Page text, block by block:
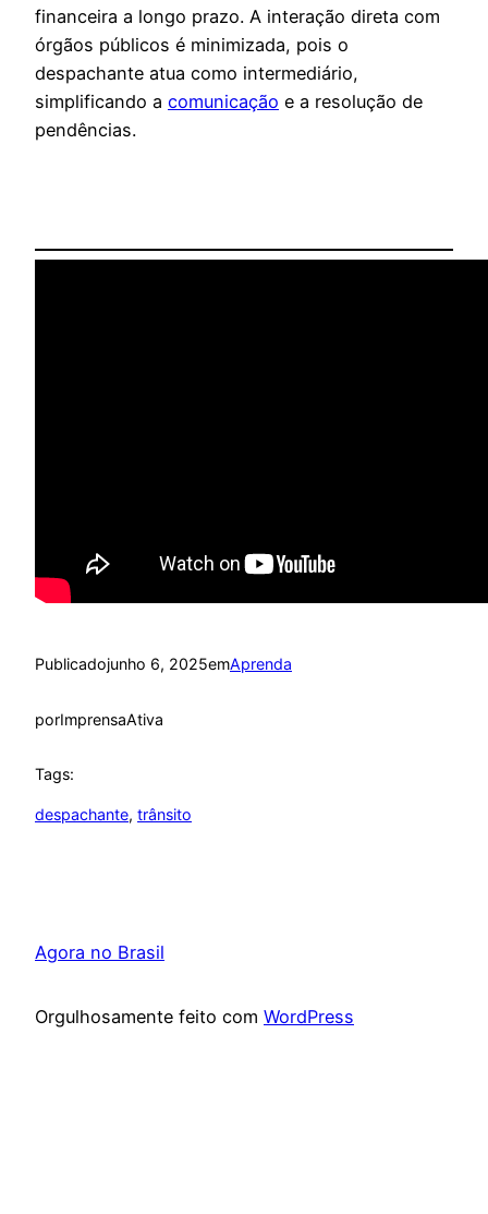
financeira a longo prazo. A interação direta com
órgãos públicos é minimizada, pois o
despachante atua como intermediário,
simplificando a comunicação e a resolução de
pendências.
Publicadojunho 6, 2025emAprenda
porImprensaAtiva
Tags:
despachante, trânsito
Agora no Brasil
Orgulhosamente feito com WordPress